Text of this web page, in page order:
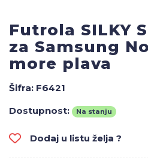
Futrola SILKY
za Samsung
more plava
Šifra: F6421
Dostupnost:
Na stanju
Dodaj u listu želja ?